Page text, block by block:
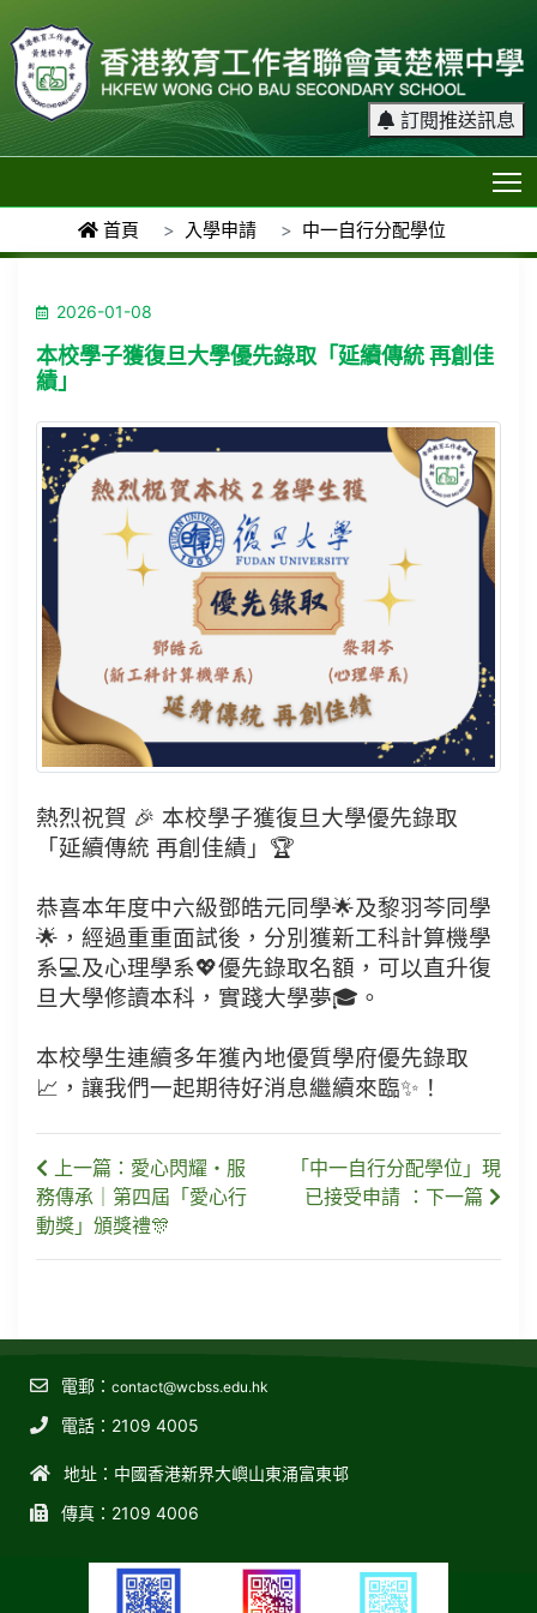
訂閱推送訊息
首頁 入學申請 中一自行分配學位
2026-01-08
本校學子獲復旦大學優先錄取「延續傳統 再創佳
績」
熱烈祝賀 🎉 本校學子獲復旦大學優先錄取
「延續傳統 再創佳績」🏆
恭喜本年度中六級鄧皓元同學🌟及黎羽芩同學
🌟，經過重重面試後，分別獲新工科計算機學
系💻及心理學系💖優先錄取名額，可以直升復
旦大學修讀本科，實踐大學夢🎓。
本校學生連續多年獲內地優質學府優先錄取
📈，讓我們一起期待好消息繼續來臨✨！
上一篇：愛心閃耀・服
務傳承｜第四屆「愛心行
動獎」頒獎禮🎊
「中一自行分配學位」現
已接受申請 ：下一篇
電郵： contact@wcbss.edu.hk
電話：2109 4005
地址：中國香港新界大嶼山東涌富東邨
傳真：2109 4006